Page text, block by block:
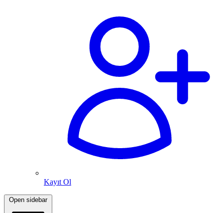
Kayıt Ol
Open sidebar